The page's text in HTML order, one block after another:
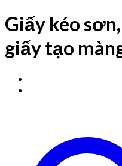
Giấy kéo
giấy tạo